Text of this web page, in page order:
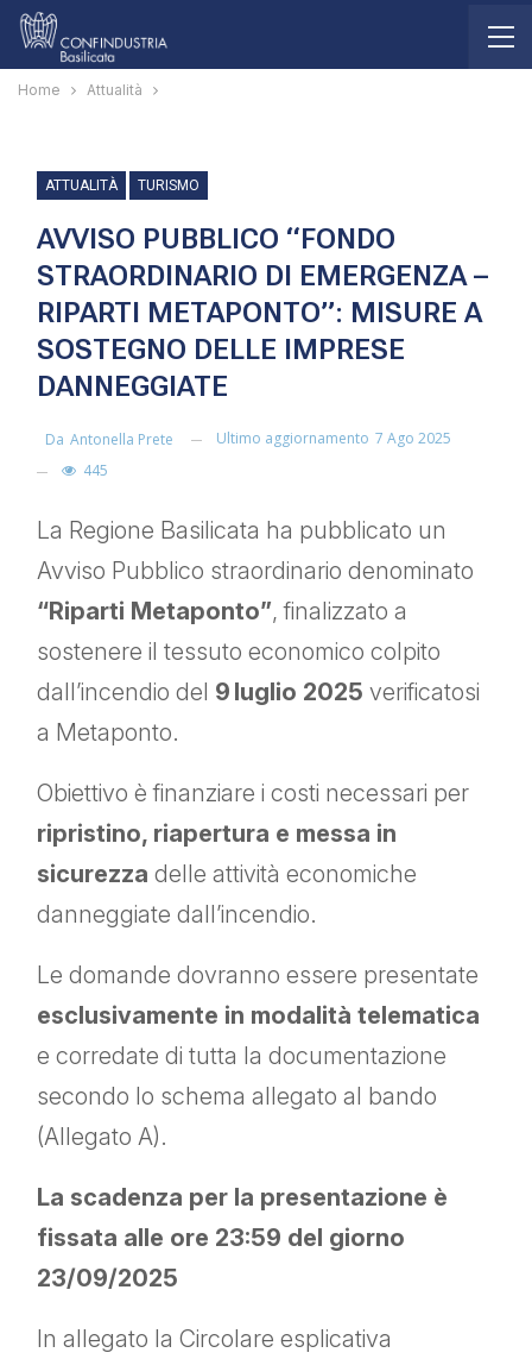
Home Attualità
ATTUALITÀ TURISMO
AVVISO PUBBLICO “FONDO
STRAORDINARIO DI EMERGENZA –
RIPARTI METAPONTO”: MISURE A
SOSTEGNO DELLE IMPRESE
DANNEGGIATE
Da Antonella Prete Ultimo aggiornamento 7 Ago 2025
445
La Regione Basilicata ha pubblicato un
Avviso Pubblico straordinario denominato
“Riparti Metaponto”, finalizzato a
sostenere il tessuto economico colpito
dall’incendio del 9 luglio 2025 verificatosi
a Metaponto.
Obiettivo è finanziare i costi necessari per
ripristino, riapertura e messa in
sicurezza delle attività economiche
danneggiate dall’incendio.
Le domande dovranno essere presentate
esclusivamente in modalità telematica
e corredate di tutta la documentazione
secondo lo schema allegato al bando
(Allegato A).
La scadenza per la presentazione è
fissata alle ore 23:59 del giorno
23/09/2025
In allegato la Circolare esplicativa